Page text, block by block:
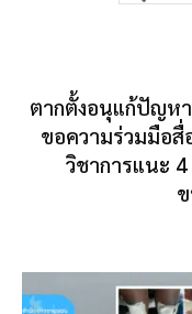
ตากตั้งอนุแก้ปัญห
ขอความร่วมมือสื่
วิชาการแนะ